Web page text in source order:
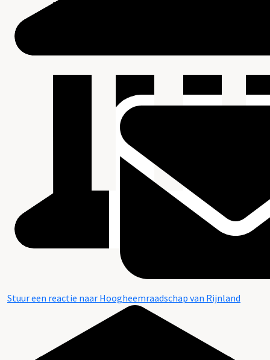
Stuur een reactie naar Hoogheemraadschap van Rijnland